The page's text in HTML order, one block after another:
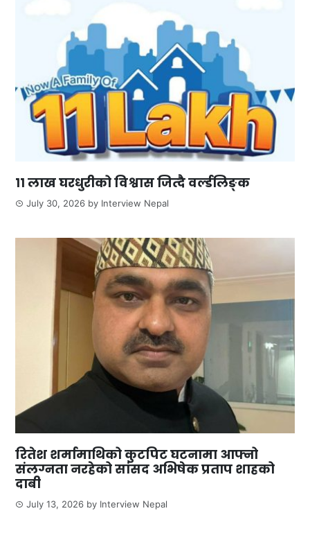
११ लाख घरधुरीको विश्वास जित्दै वर्ल्डलिङ्क
July 30, 2026 by Interview Nepal
रितेश शर्मामाथिको कुटपिट घटनामा आफ्नो
संलग्नता नरहेको सांसद अभिषेक प्रताप शाहको
दाबी
July 13, 2026 by Interview Nepal